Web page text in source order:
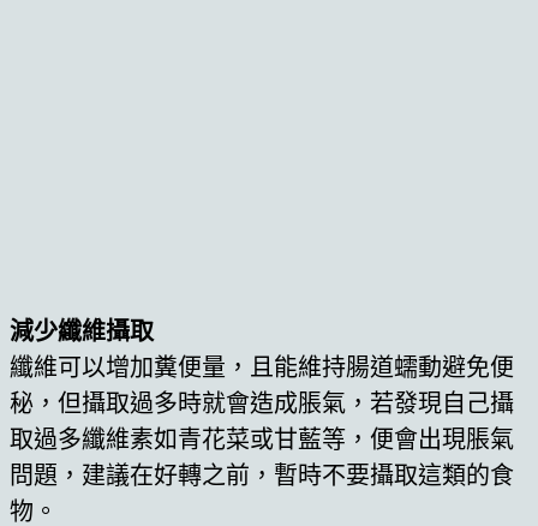
減少纖維攝取
纖維可以增加糞便量，且能維持腸道蠕動避免便
秘，但攝取過多時就會造成脹氣，若發現自己攝
取過多纖維素如青花菜或甘藍等，便會出現脹氣
問題，建議在好轉之前，暫時不要攝取這類的食
物。